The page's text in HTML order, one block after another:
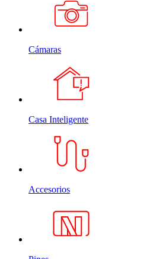
Cámaras
Casa Inteligente
Accesorios